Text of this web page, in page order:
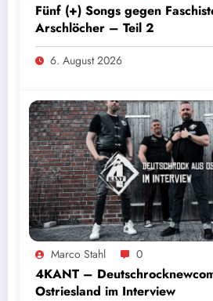
Fünf (+) Songs gegen
Arschlöcher – Teil 2
6. August 2026
Marco Stahl 0
4KANT –
Ostriesland im Interview